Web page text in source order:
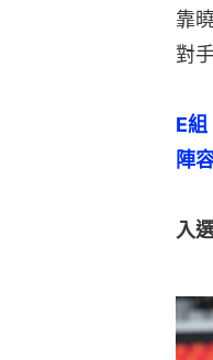
靠
對
E
陣
入